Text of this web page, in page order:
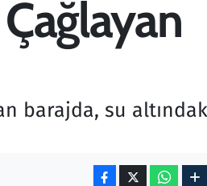
barajda, su